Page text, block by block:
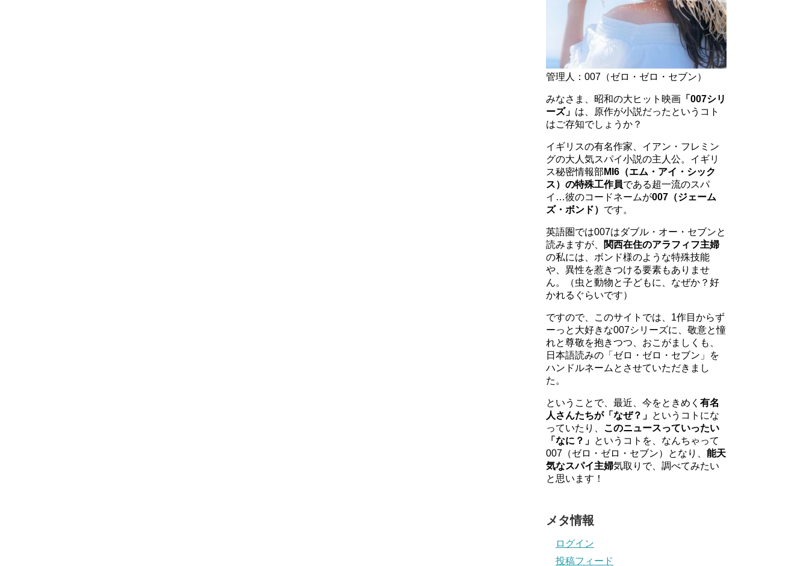
管理人：007（ゼロ・ゼロ・セブン）
みなさま、昭和の大ヒット映画 「007シリ
ーズ」 は、原作が小説だったというコト
はご存知でしょうか？
イギリスの有名作家、イアン・フレミン
グの大人気スパイ小説の主人公。イギリ
ス秘密情報部 MI6（エム・アイ・シック
ス）の特殊工作員である超一流のスパ
イ…彼のコードネームが007（ジェーム
ズ・ボンド） です。
英語圏では007はダブル・オー・セブンと
読みますが、
関西在住のアラフィフ主婦
の私には、ボンド様のような特殊技能
や、異性を惹きつける要素もありませ
ん。（虫と動物と子どもに、なぜか？好
かれるぐらいです）
ですので、このサイトでは、1作目からず
ーっと大好きな007シリーズに、敬意と憧
れと尊敬を抱きつつ、おこがましくも、
日本語読みの「ゼロ・ゼロ・セブン」を
ハンドルネームとさせていただきまし
た。
ということで、最近、今をときめく 有名
人さんたちが「なぜ？」 というコトにな
っていたり、 このニュースっていったい
「なに？」 というコトを、なんちゃって
007（ゼロ・ゼロ・セブン）となり、 能天
気なスパイ主婦気取りで、調べてみたい
と思います！
メタ情報
ログイン
投稿フィード